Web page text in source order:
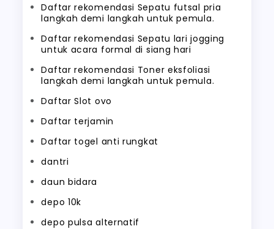
Daftar rekomendasi Sepatu futsal pria
langkah demi langkah untuk pemula.
Daftar rekomendasi Sepatu lari jogging
untuk acara formal di siang hari
Daftar rekomendasi Toner eksfoliasi
langkah demi langkah untuk pemula.
Daftar Slot ovo
Daftar terjamin
Daftar togel anti rungkat
dantri
daun bidara
depo 10k
depo pulsa alternatif